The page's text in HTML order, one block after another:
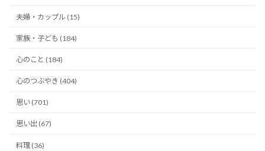
夫婦・カップル (15)
家族・子ども (184)
心のこと (184)
心のつぶやき (404)
思い (701)
思い出 (67)
料理 (36)